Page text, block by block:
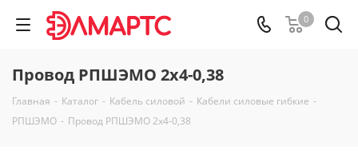
0
Провод РПШЭМО 2х4-0,38
Главная - Каталог - Кабель силовой - Кабели силовые гибкие -
РПШЭМО - Провод РПШЭМО 2х4-0,38